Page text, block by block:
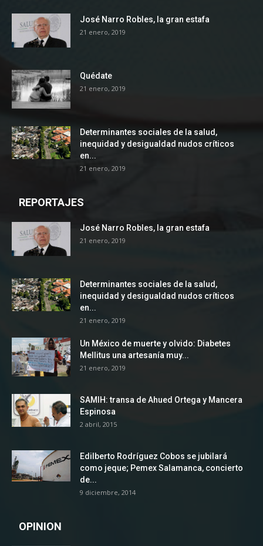
José Narro Robles, la gran estafa
21 enero, 2019
Quédate
21 enero, 2019
Determinantes sociales de la salud,
inequidad y desigualdad nudos críticos
en...
21 enero, 2019
REPORTAJES
José Narro Robles, la gran estafa
21 enero, 2019
Determinantes sociales de la salud,
inequidad y desigualdad nudos críticos
en...
21 enero, 2019
Un México de muerte y olvido: Diabetes
Mellitus una artesanía muy...
21 enero, 2019
SAMIH: transa de Ahued Ortega y Mancera
Espinosa
2 abril, 2015
Edilberto Rodríguez Cobos se jubilará
como jeque; Pemex Salamanca, concierto
de...
9 diciembre, 2014
OPINION